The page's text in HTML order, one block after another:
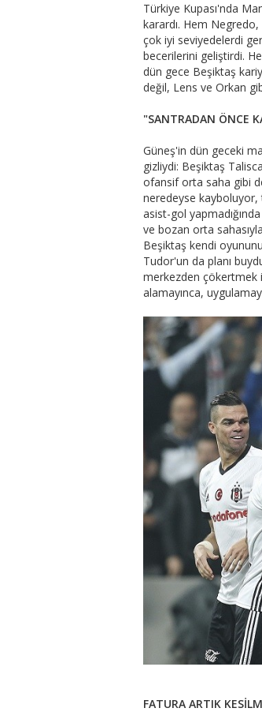
Türkiye Kupası'nda
karardı. Hem
çok iyi seviyedelerdi
becerilerini geliştirdi.
dün gece Beşiktaş
değil, Lens ve Orkan
"SANTRADAN ÖNCE
Güneş'in dün geceki
gizliydi: Beşiktaş
ofansif orta saha gibi
neredeyse kayboluyor,
asist-gol
ve bozan orta
Beşiktaş kendi
Tudor'un da planı
merkezden çökertmek
alamayınca,
FATURA ARTIK